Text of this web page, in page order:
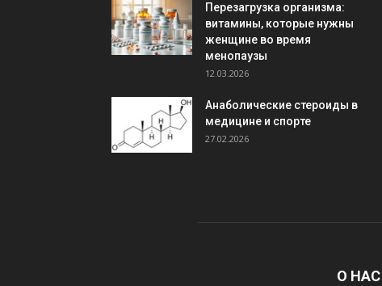
Перезагрузка организма:
витамины, которые нужны
женщине во время
менопаузы
12.03.2026
Анаболические стероиды в
медицине и спорте
27.02.2026
О НАС